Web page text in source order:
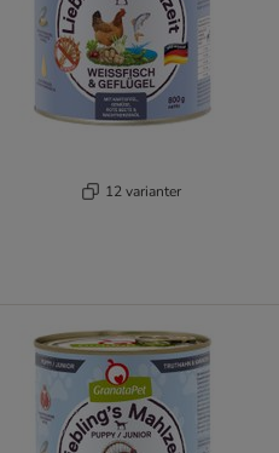
12 varianter